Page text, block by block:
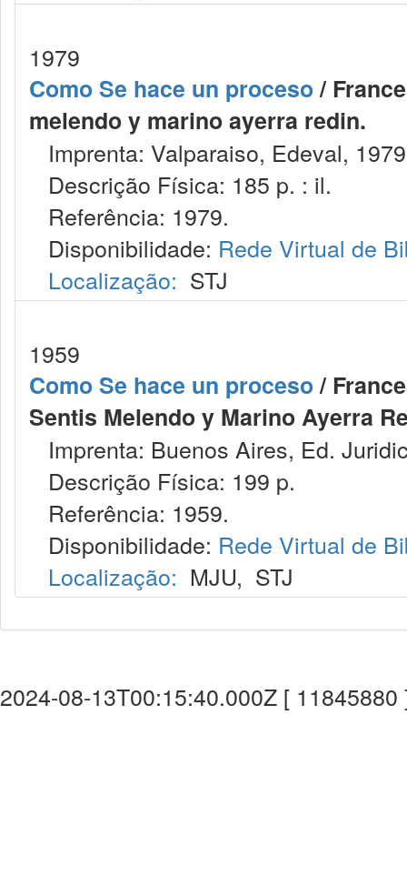
1979
Como Se hace un proceso/
melendo y marino ayerra redin.
Imprenta: Valparaiso, Edeval,
Descrição Física: 185 p. : il.
Referência: 1979.
Disponibilidade: Rede Virtual de
Localização: STJ
1959
Como Se hace un proceso/
Sentis Melendo y Marino Ayerra
Imprenta: Buenos Aires, Ed.
Descrição Física: 199 p.
Referência: 1959.
Disponibilidade: Rede Virtual de
Localização: MJU, STJ
2024-08-13T00:15:40.000Z [ 11845880